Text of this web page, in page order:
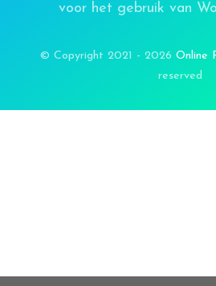
voor het gebruik van
© Copyright 2021 - 2026 Online
reserved